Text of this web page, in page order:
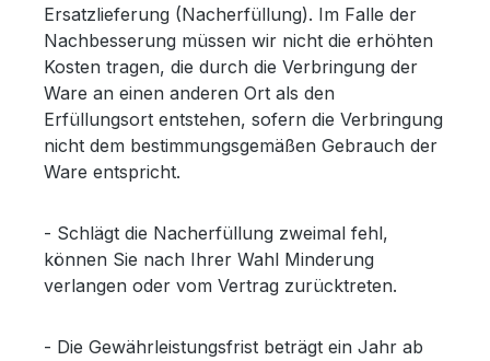
Ersatzlieferung (Nacherfüllung). Im Falle der
Nachbesserung müssen wir nicht die erhöhten
Kosten tragen, die durch die Verbringung der
Ware an einen anderen Ort als den
Erfüllungsort entstehen, sofern die Verbringung
nicht dem bestimmungsgemäßen Gebrauch der
Ware entspricht.
- Schlägt die Nacherfüllung zweimal fehl,
können Sie nach Ihrer Wahl Minderung
verlangen oder vom Vertrag zurücktreten.
- Die Gewährleistungsfrist beträgt ein Jahr ab